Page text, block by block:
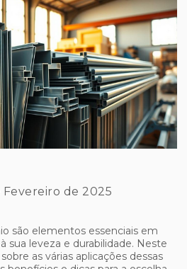
Fevereiro de 2025
são elementos essenciais em
sua leveza e durabilidade. Neste
as várias aplicações dessas